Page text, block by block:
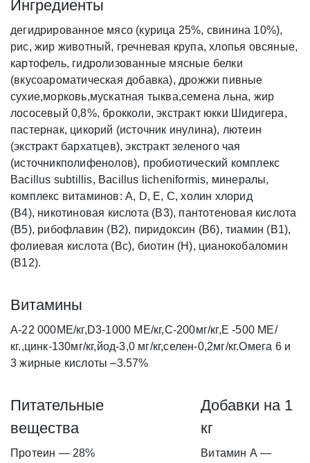
Ингредиенты
дегидрированное мясо (курица 25%, свинина 10%),
рис, жир животный, гречневая крупа, хлопья овсяные,
картофель, гидролизованные мясные белки
(вкусоароматическая добавка), дрожжи пивные
сухие,морковь,мускатная тыква,семена льна, жир
лососевый 0,8%, брокколи, экстракт юкки Шидигера,
пастернак, цикорий (источник инулина), лютеин
(экстракт бархатцев), экстракт зеленого чая
(источникполифенолов), пробиотический комплекс
Bacillus subtillis, Bacillus licheniformis, минералы,
комплекс витаминов: А, D, Е, С, холин хлорид
(В4), никотиновая кислота (В3), пантотеновая кислота
(В5), рибофлавин (В2), пиридоксин (В6), тиамин (В1),
фолиевая кислота (Вс), биотин (Н), цианокобаломин
(В12).
Витамины
А-22 000МЕ/кг,D3-1000 МЕ/кг,С-200мг/кг,Е -500 МЕ/
кг.,цинк-130мг/кг,йод-3,0 мг/кг,селен-0,2мг/кг.Омега 6 и
3 жирные кислоты –3.57%
Питательные
вещества
Протеин — 28%
Добавки на 1
кг
Витамин А —